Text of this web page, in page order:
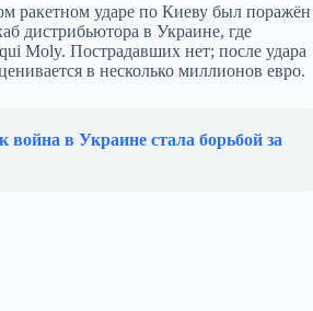
ракетном ударе по Киеву был поражён
дистрибьютора в Украине, где
Moly. Пострадавших нет; после удара
в несколько миллионов евро.
война в Украине стала борьбой за